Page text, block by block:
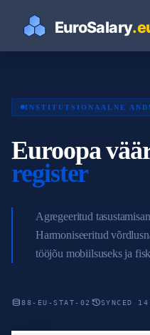
INSTITUTSIONAALNE
Euroopa
register
Agregeeritud
Harmoniseeritud
tööjõu mobiilsuseks ja
database88-EU-STAT-02 historySYNCED